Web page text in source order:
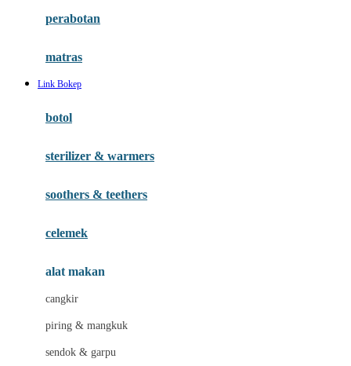
Hauck
Havaianas
Hybrid
I
Inlacta DHA
Ivenet
perabotan
matras
Link Bokep
botol
sterilizer & warmers
soothers & teethers
celemek
alat makan
cangkir
piring & mangkuk
sendok & garpu